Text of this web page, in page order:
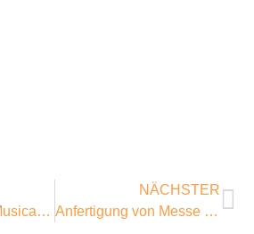
Pressewand für Musical Premiere Anastasia
NÄCHSTER
Anfertigung von Messe Displays, Säulen, Fahnen, Tresen und Rahmensystem